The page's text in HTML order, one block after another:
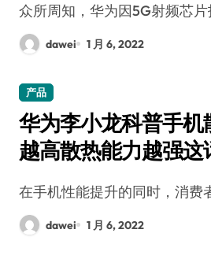
众所周知，华为因5G射频芯
dawei 1 月 6, 2022
产品
华为李小龙科普手
越高散热能力越强这
在手机性能提升的同时，消
dawei 1 月 6, 2022